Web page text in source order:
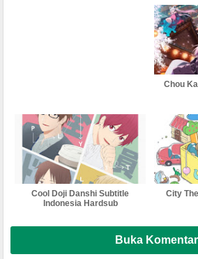
Chou
Cool Doji Danshi Subtitle
Indonesia Hardsub
City
Buka Komentar